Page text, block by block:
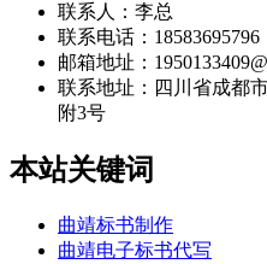
联系人：李总
联系电话：18583695796
邮箱地址：
联系地址： 四川省成都
附3号
本站关键词
曲靖标书制作
曲靖电子标书代写